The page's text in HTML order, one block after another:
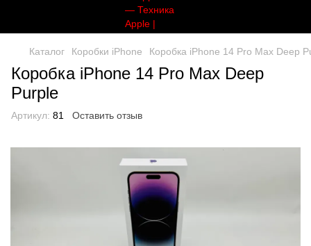
Каталог Коробки iPhone Коробка iPhone 14 Pro Max Deep
Коробка iPhone 14 Pro Max Deep
Purple
Артикул: 81 Оставить отзыв